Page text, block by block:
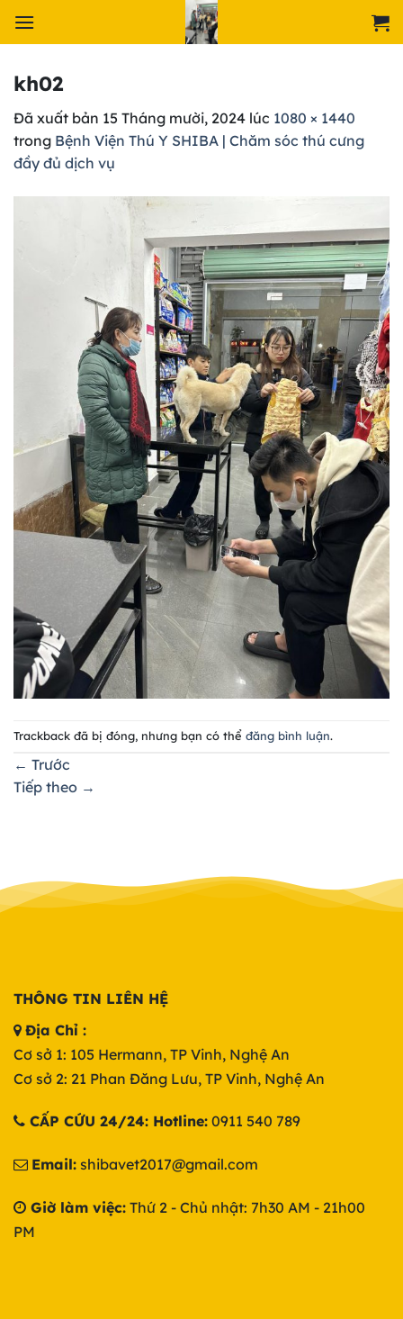
đến
dung
kh02
Đã xuất bản 15 Tháng mười, 2024 lúc 1080 × 1440
trong Bệnh Viện Thú Y SHIBA | Chăm sóc thú cưng
đầy đủ dịch vụ
Trackback đã bị đóng, nhưng bạn có thể đăng bình luận.
← Trước
Tiếp theo →
THÔNG TIN LIÊN HỆ
Địa Chỉ :
Cơ sở 1: 105 Hermann, TP Vinh, Nghệ An
Cơ sở 2: 21 Phan Đăng Lưu, TP Vinh, Nghệ An
CẤP CỨU 24/24: Hotline: 0911 540 789
Email: shibavet2017@gmail.com
Giờ làm việc: Thứ 2 - Chủ nhật: 7h30 AM - 21h00
PM